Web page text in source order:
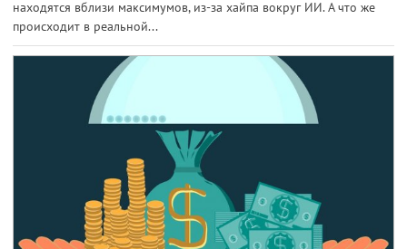
находятся вблизи максимумов, из-за хайпа вокруг ИИ. А что же
происходит в реальной...